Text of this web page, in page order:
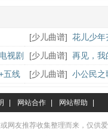
[少儿曲谱] 花儿少年
视剧
[少儿曲谱] 再见，我
五线
[少儿曲谱] 小公民之
曲）
网站合作 网站帮助
网友推荐收集整理而来，仅供